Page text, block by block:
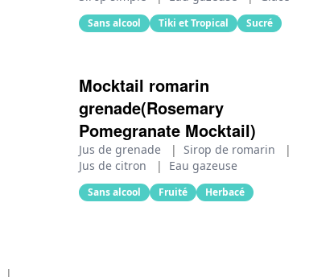
Sans alcool Tiki et Tropical Sucré
Mocktail romarin
grenade(Rosemary
Pomegranate Mocktail)
Jus de grenade | Sirop de romarin
|
Jus de citron
| Eau gazeuse
Sans alcool Fruité Herbacé
|